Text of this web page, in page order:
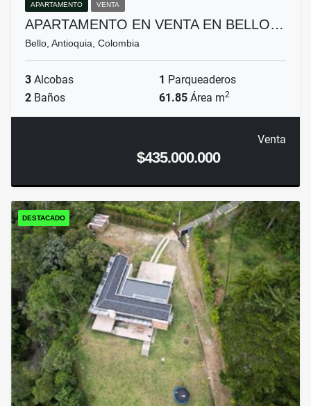
APARTAMENTO VENTA
APARTAMENTO EN VENTA EN BELLO…
Bello, Antioquia, Colombia
3 Alcobas 1 Parqueaderos
2 Baños 61.85 Área m2
Venta
$435.000.000
DESTACADO